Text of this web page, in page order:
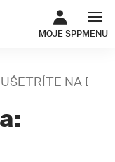
MOJE SPP
ODKAZ SA
MENU
NA